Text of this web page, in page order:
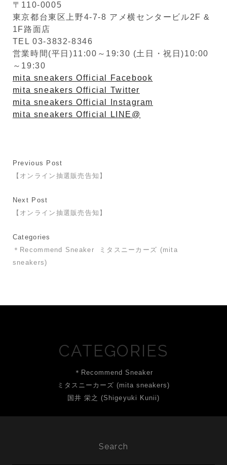
〒110-0005
東京都台東区上野4-7-8 アメ横センタービル2F &
1F路面店
TEL 03-3832-8346
営業時間(平日)11:00～19:30 (土日・祝日)10:00
～19:30
mita sneakers Official Facebook
mita sneakers Official Twitter
mita sneakers Official Instagram
mita sneakers Official LINE@
Previous Post
【オンライン抽選販売告知】
Next Post
【オンライン抽選販売告知】
Categories
＊Recommend Sneaker
ミタスニーカーズ (mita
sneakers)
CATEGORIES
＊Recommend Sneaker
ミタスニーカーズ (mita sneakers)
国井 栄之 (Shigeyuki Kunii)
Search